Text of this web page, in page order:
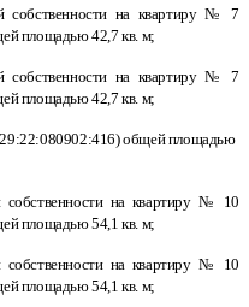
собственности на квартиру № 7
площадью 42,7 кв. м;
собственности на квартиру № 7
площадью 42,7 кв. м;
общей площадью
на квартиру № 10
площадью 54,1 кв. м;
на квартиру № 10
площадью 54,1 кв. м;